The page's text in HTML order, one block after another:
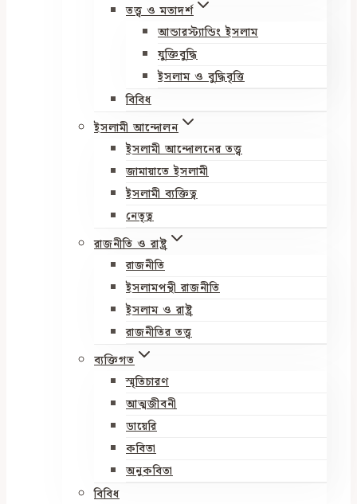
তত্ত্ব ও মতাদর্শ
আন্ডারস্ট্যান্ডিং ইসলাম
যুক্তিবুদ্ধি
ইসলাম ও বুদ্ধিবৃত্তি
বিবিধ
ইসলামী আন্দোলন
ইসলামী আন্দোলনের তত্ত্ব
জামায়াতে ইসলামী
ইসলামী ব্যক্তিত্ব
নেতৃত্ব
রাজনীতি ও রাষ্ট্র
রাজনীতি
ইসলামপন্থী রাজনীতি
ইসলাম ও রাষ্ট্র
রাজনীতির তত্ত্ব
ব্যক্তিগত
স্মৃতিচারণ
আত্মজীবনী
ডায়েরি
কবিতা
অনুকবিতা
বিবিধ